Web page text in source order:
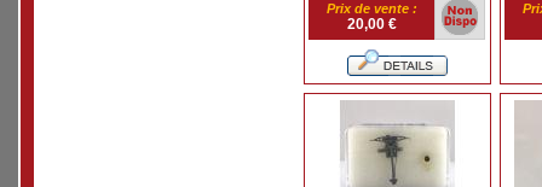
Prix de vente :
20,00 €